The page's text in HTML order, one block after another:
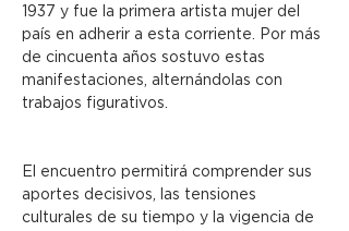
1937 y fue la primera artista mujer del
país en adherir a esta corriente. Por más
de cincuenta años sostuvo estas
manifestaciones, alternándolas con
trabajos figurativos.
El encuentro permitirá comprender sus
aportes decisivos, las tensiones
culturales de su tiempo y la vigencia de